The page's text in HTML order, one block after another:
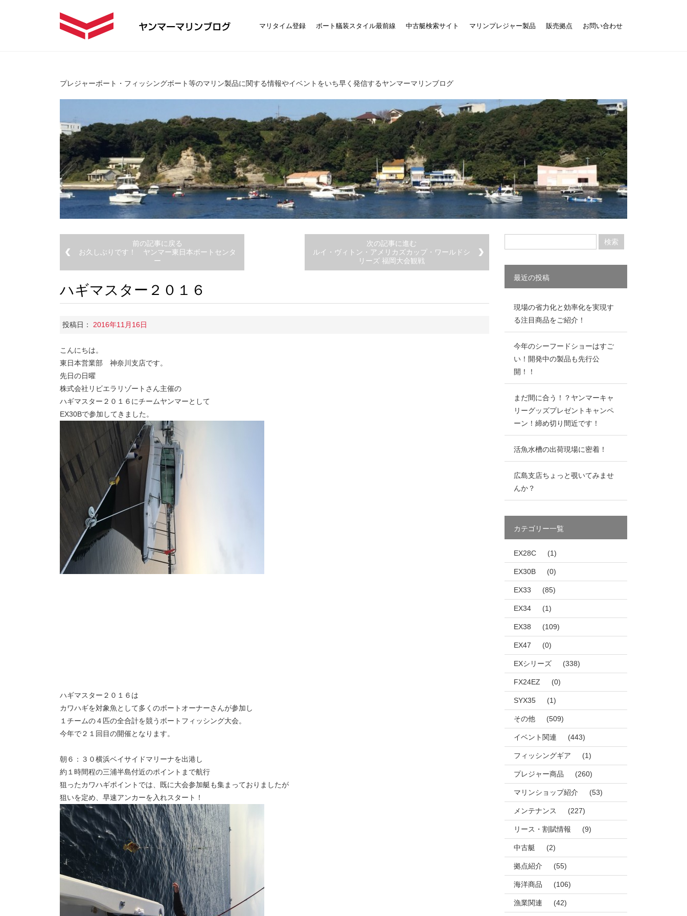
マリタイム登録 ボート艤装スタイル最前線 中古艇検索サイト マリンプレジャー製品 販売拠点 お問い合わせ
プレジャーボート・フィッシングボート等のマリン製品に関する情報やイベントをいち早く発信するヤンマーマリンブログ
前の記事に戻る
お久しぶりです！ ヤンマー東日本ボートセンタ
ー
次の記事に進む
ルイ・ヴィトン・アメリカズカップ・ワールドシ
リーズ 福岡大会観戦
ハギマスター２０１６
投稿日： 2016年11月16日
こんにちは。
東日本営業部 神奈川支店です。
先日の日曜
株式会社リビエラリゾートさん主催の
ハギマスター２０１６にチームヤンマーとして
EX30Bで参加してきました。
ハギマスター２０１６は
カワハギを対象魚として多くのボートオーナーさんが参加し
１チームの４匹の全合計を競うボートフィッシング大会。
今年で２１回目の開催となります。
朝６：３０横浜ベイサイドマリーナを出港し
約１時間程の三浦半島付近のポイントまで航行
狙ったカワハギポイントでは、既に大会参加艇も集まっておりましたが
狙いを定め、早速アンカーを入れスタート！
最近の投稿
現場の省力化と効率化を実現す
る注目商品をご紹介！
今年のシーフードショーはすご
い！開発中の製品も先行公
開！！
まだ間に合う！？ヤンマーキャ
リーグッズプレゼントキャンペ
ーン！締め切り間近です！
活魚水槽の出荷現場に密着！
広島支店ちょっと覗いてみませ
んか？
カテゴリー一覧
EX28C (1)
EX30B (0)
EX33 (85)
EX34 (1)
EX38 (109)
EX47 (0)
EXシリーズ (338)
FX24EZ (0)
SYX35 (1)
その他 (509)
イベント関連 (443)
フィッシングギア (1)
プレジャー商品 (260)
マリンショップ紹介 (53)
メンテナンス (227)
リース・割賦情報 (9)
中古艇 (2)
拠点紹介 (55)
海洋商品 (106)
漁業関連 (42)